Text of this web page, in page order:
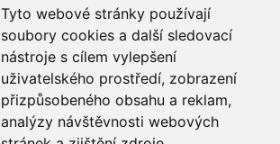
Tyto webové stránky používají
soubory cookies a další sledovací
nástroje s cílem vylepšení
uživatelského prostředí, zobrazení
přizpůsobeného obsahu a reklam,
analýzy návštěvnosti webových
Youtube kanál arboreta